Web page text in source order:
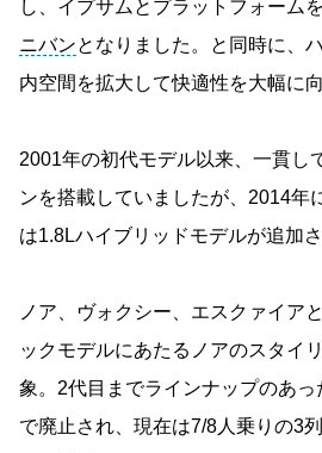
し、イプサムとプラットフォーム
ニバンとなりました。と同時に、
内空間を拡大して快適性を大幅に
2001年の初代モデル以来、一貫し
ンを搭載していましたが、2014年
は1.8Lハイブリッドモデルが追加さ
ノア、ヴォクシー、エスクァイア
ックモデルにあたるノアのスタイ
象。2代目までラインナップのあっ
で廃止され、現在は7/8人乗りの3